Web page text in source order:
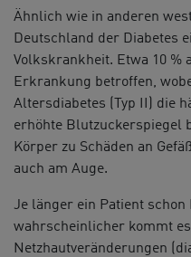
Ähnlich wie in anderen
Deutschland der Diabetes
Volkskrankheit. Etwa 10 %
Erkrankung betroffen,
Altersdiabetes (Typ II) die
erhöhte Blutzuckerspiegel
Körper zu Schäden an
auch am Auge.
Je länger ein Patient schon
wahrscheinlicher kommt
Netzhautveränderungen